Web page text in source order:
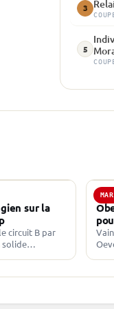
3
5
sur la
circuit B par
solide
2